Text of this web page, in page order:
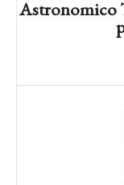
Astronomico
News
25/05/2026